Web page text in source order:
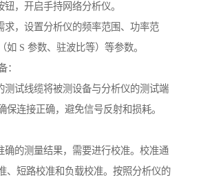
，开启手持网络分析仪。
，设置分析仪的频率范围、功率范
如 S 参数、驻波比等）等参数。
：
试线缆将被测设备与分析仪的测试端
保连接正确，避免信号反射和损耗。
的测量结果，需要进行校准。校准通
、短路校准和负载校准。按照分析仪的